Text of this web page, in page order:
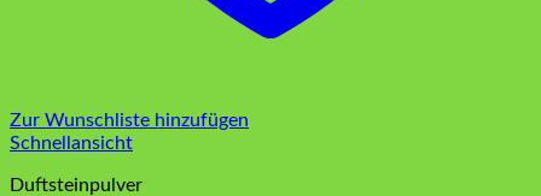
Zur Wunschliste hinzufügen
Schnellansicht
Duftsteinpulver